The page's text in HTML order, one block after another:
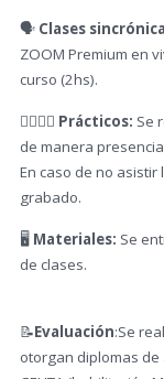
🗣️ Clases
ZOOM Premium en
curso (2hs).
✋🏼🤚🏾 Prácticos: Se
de manera
En caso de no
grabado.
🖥️ Materiales: Se
de clases.
📝Evaluación:Se
otorgan diplomas